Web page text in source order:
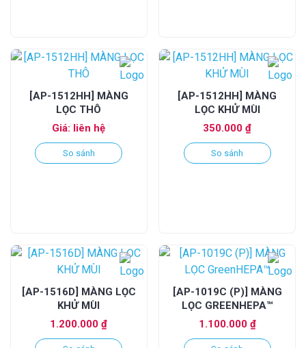
[AP-1512HH] MÀNG
LỌC THÔ
Giá: liên hệ
So sánh
[AP-1512HH] MÀNG
LỌC KHỬ MÙI
350.000₫
So sánh
[AP-1516D] MÀNG LỌC
KHỬ MÙI
1.200.000₫
[AP-1019C (P)] MÀNG
LỌC GREENHEPA™
1.100.000 ₫